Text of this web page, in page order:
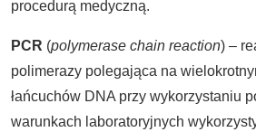
procedurą medyczną.
PCR (polymerase chain reaction) –
polimerazy polegająca na
łańcuchów DNA przy wykorzystaniu
warunkach laboratoryjnych